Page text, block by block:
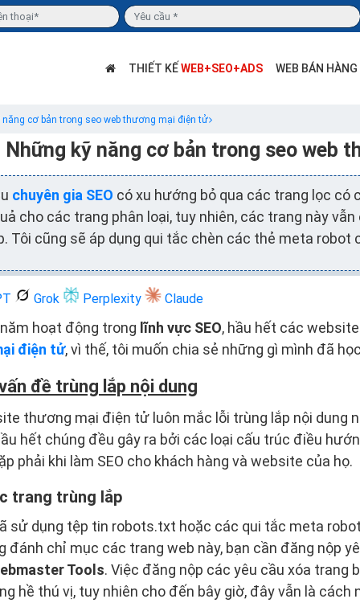
THIẾT KẾWEB+SEO+ADS WEB BÁN HÀNG
năng cơ bản trong seo web thương mại điện tử
Những kỹ năng cơ bản trong seo web
chuyên gia SEO có xu hướng bỏ qua các trang lọc
cho các trang phân loại, tuy nhiên, các trang này
Tôi cũng sẽ áp dụng qui tắc chèn các thẻ meta robot
Grok Perplexity Claude
hoạt động trong lĩnh vực SEO, hầu hết các
điện tử, vì thế, tôi muốn chia sẻ những gì mình đã
đề trùng lắp nội dung
thương mại điện tử luôn mắc lỗi trùng lắp nội dung
hết chúng đều gây ra bởi các loại cấu trúc điều
phải khi làm SEO cho khách hàng và website của họ.
trang trùng lắp
sử dụng tệp tin robots.txt hoặc các qui tắc meta
đánh chỉ mục các trang web này, bạn cần đăng nộp
Tools. Việc đăng nộp các yêu cầu xóa trang
hề thú vị, tuy nhiên cho đến bây giờ, đây vẫn là